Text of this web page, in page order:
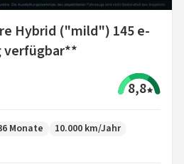
Hybrid ("mild") 145 e-
verfügbar**
8,8
Monate
10.000 km/Jahr